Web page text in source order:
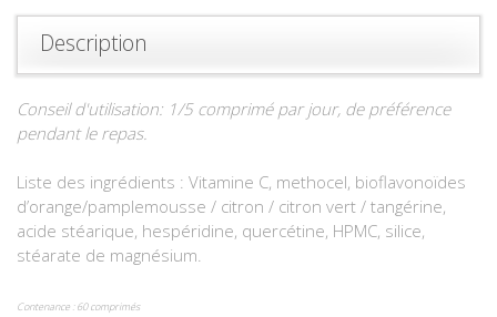
Description
Conseil d'utilisation: 1/5 comprimé par jour, de préférence
pendant le repas.
Liste des ingrédients : Vitamine C, methocel, bioflavonoïdes
d’orange/pamplemousse / citron / citron vert / tangérine,
acide stéarique, hespéridine, quercétine, HPMC, silice,
stéarate de magnésium.
Contenance : 60 comprimés